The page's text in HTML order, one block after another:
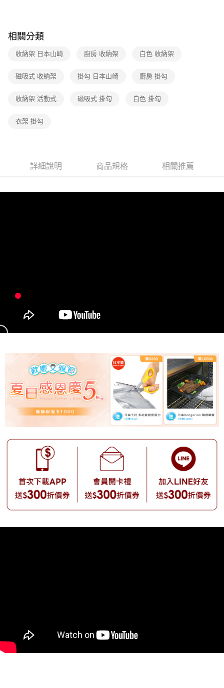
相關分類
收納架 日本山崎 廚房 收納架 白色 收納架
磁吸式 收納架 掛勾 日本山崎 廚房 掛勾
收納架 活動式 磁吸式 掛勾 白色 掛勾
衣架 掛勾
詳細說明 商品規格 相關推薦